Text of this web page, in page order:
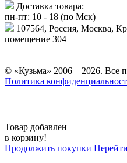
Доставка товара:
пн-пт: 10 - 18 (по Мск)
107564, Россия, Москва,
помещение 304
© «Кузьма» 2006—2026. Все
Политика
Товар добавлен
в корзину!
Продолжить покупки